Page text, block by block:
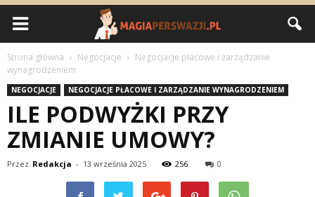
Strona główna Negocjacje
Negocjacje płacowe i zarządzanie
wynagrodzeniem
NEGOCJACJE NEGOCJACJE PŁACOWE I ZARZĄDZANIE WYNAGRODZENIEM
ILE PODWYŻKI PRZY
ZMIANIE UMOWY?
Przez Redakcja - 13 września 2025 256 0